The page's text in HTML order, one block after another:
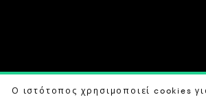
COPYRIGHT © 2026 αθηΝΕΑ, ALL RIGHTS
Ο ιστότοπος χρησιμοποιεί cookies